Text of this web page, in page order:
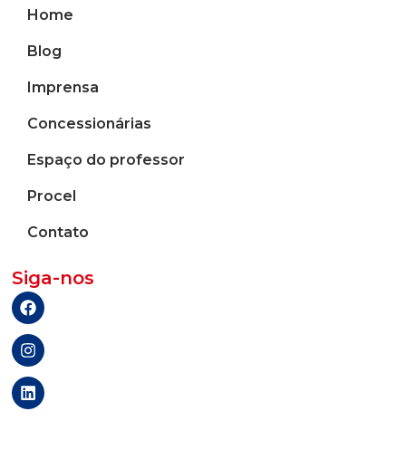
Home
Blog
Imprensa
Concessionárias
Espaço do professor
Procel
Contato
Siga-nos